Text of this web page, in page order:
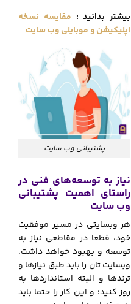
بیشتر بدانید : مقایسه نسخه
اپلیکیشن و موبایلی وب سایت
پشتیبانی وب سایت
نیاز به توسعه‌های فنی در
راستای اهمیت پشتیبانی
وب سایت
هر وبسایتی در مسیر موفقیت
خود، قطعا در مقاطعی نیاز به
توسعه و بهبود خواهد داشت.
وبسایت تان را باید طبق نیازها و
ترندها و البته استانداردها به
روز کنید؛ و این کار را حتما باید